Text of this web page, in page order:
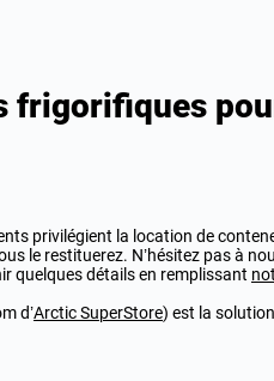
frigorifiques
privilégient la location de
le restituerez. N’hésitez pas à
quelques détails en remplissant
d’Arctic SuperStore) est la